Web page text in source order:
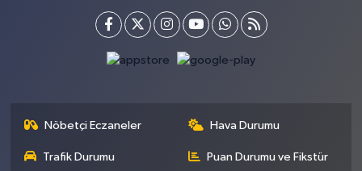
Nöbetçi Eczaneler Hava Durumu
Trafik Durumu Puan Durumu ve Fikstür